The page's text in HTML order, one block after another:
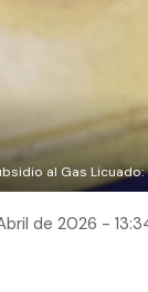
al Gas
de 2026 -